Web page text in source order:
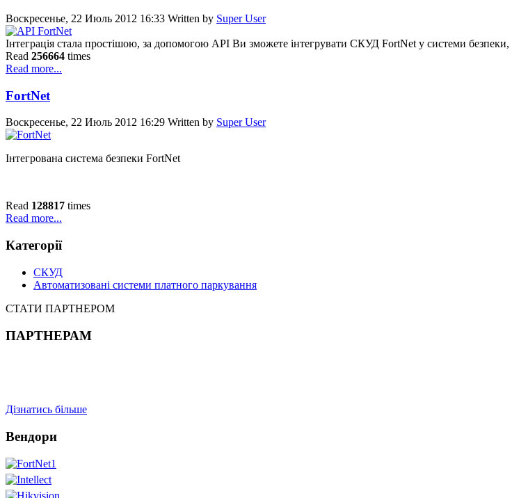
Воскресенье, 22 Июль 2012 16:33 Written by Super User
Інтеграція стала простішою, за допомогою API Ви зможете інтегрувати СКУД FortNet у системи
Read 256664 times
Read more...
FortNet
Воскресенье, 22 Июль 2012 16:29 Written by Super User
Інтегрована система безпеки FortNet
Read 128817 times
Read more...
Категорії
СКУД
Автоматизовані системи платного паркування
СТАТИ ПАРТНЕРОМ
ПАРТНЕРАМ
Дізнатись більше
Вендори